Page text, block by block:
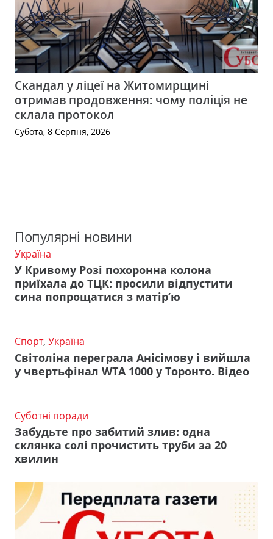
Скандал у ліцеї на Житомирщині
отримав продовження: чому поліція не
склала протокол
Субота, 8 Серпня, 2026
Популярні новини
Україна
У Кривому Розі похоронна колона
приїхала до ТЦК: просили відпустити
сина попрощатися з матір’ю
Спорт, Україна
Світоліна переграла Анісімову і вийшла
у чвертьфінал WTA 1000 у Торонто. Відео
Суботні поради
Забудьте про забитий злив: одна
склянка солі прочистить труби за 20
хвилин